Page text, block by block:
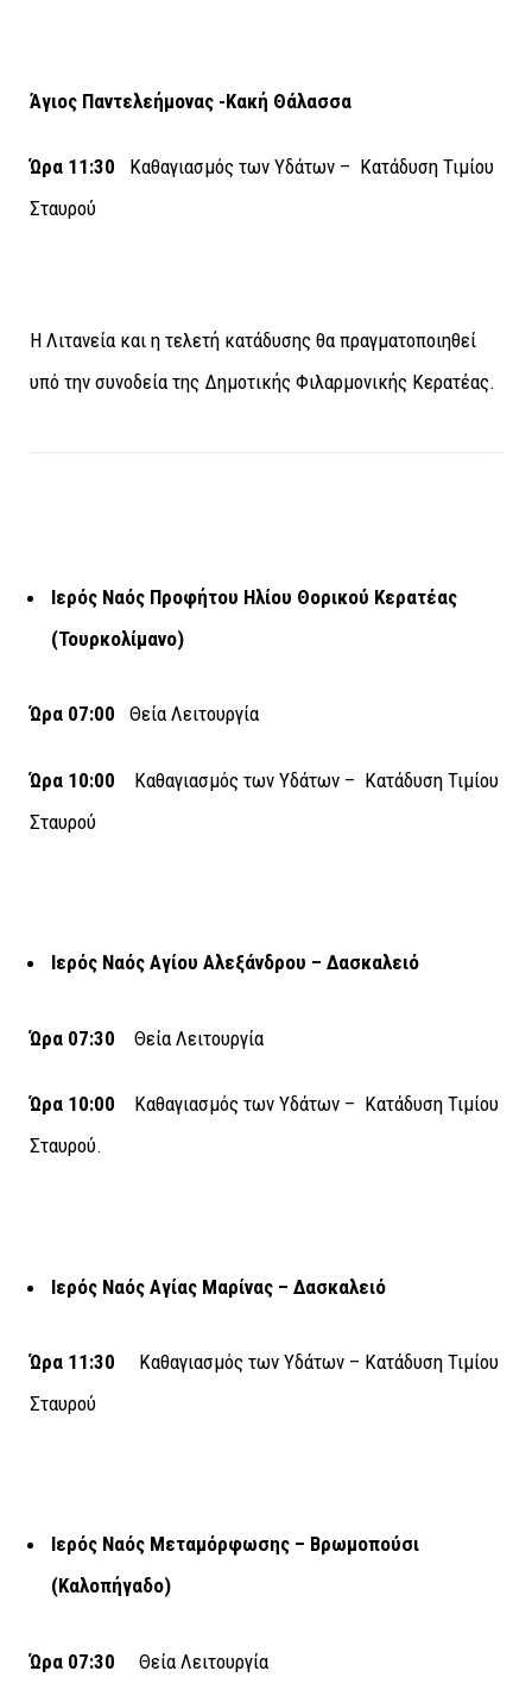
Άγιος Παντελεήμονας -Κακή Θάλασσα
Ώρα 11:30
Καθαγιασμός των Υδάτων – Κατάδυση Τιμίου
Σταυρού
Η Λιτανεία και η τελετή κατάδυσης θα πραγματοποιηθεί
υπό την συνοδεία της Δημοτικής Φιλαρμονικής Κερατέας.
Ιερός Ναός Προφήτου Ηλίoυ Θορικού Κερατέας
(Τουρκολίμανο)
Ώρα 07:00 Θεία Λειτουργία
Ώρα 10:00 Καθαγιασμός των Υδάτων – Κατάδυση Τιμίου
Σταυρού
Ιερός Ναός Αγίου Αλεξάνδρου – Δασκαλειό
Ώρα 07:30 Θεία Λειτουργία
Ώρα 10:00 Καθαγιασμός των Υδάτων – Κατάδυση Τιμίου
Σταυρού.
Ιερός Ναός Αγίας Μαρίνας – Δασκαλειό
Ώρα 11:30 Καθαγιασμός των Υδάτων – Κατάδυση Τιμίου
Σταυρού
Ιερός Ναός Μεταμόρφωσης – Βρωμοπούσι
(Καλοπήγαδο)
Ώρα 07:30 Θεία Λειτουργία